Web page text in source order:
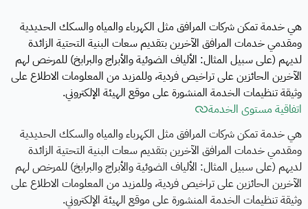
هي خدمة تمكن شركات المرافق مثل الكهرباء والمياه والسكك الحديدية
ومقدمي خدمات المرافق الآخرين بتقديم سعات البنية التحتية الزائدة
لديهم (على سبيل المثال: الألياف الضوئية والأبراج والبرابخ) للمرخص لهم
الآخرين الحائزين على تراخيص فردية، وللمزيد من المعلومات الاطلاع على
وثيقة تنظيمات الخدمة المنشورة على موقع الهيئة الإلكتروني.
اتفاقية مستوى الخدمة
هي خدمة تمكن شركات المرافق مثل الكهرباء والمياه والسكك الحديدية
ومقدمي خدمات المرافق الآخرين بتقديم سعات البنية التحتية الزائدة
لديهم (على سبيل المثال: الألياف الضوئية والأبراج والبرابخ) للمرخص لهم
الآخرين الحائزين على تراخيص فردية، وللمزيد من المعلومات الاطلاع على
وثيقة تنظيمات الخدمة المنشورة على موقع الهيئة الإلكتروني.